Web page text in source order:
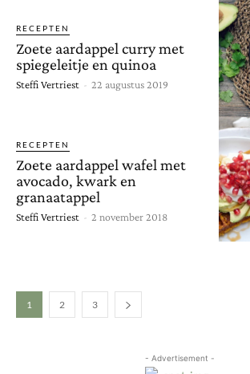
RECEPTEN
Zoete aardappel curry met
spiegeleitje en quinoa
Steffi Vertriest - 22 augustus 2019
RECEPTEN
Zoete aardappel wafel met
avocado, kwark en
granaatappel
Steffi Vertriest - 2 november 2018
1 2 3
- Advertisement -